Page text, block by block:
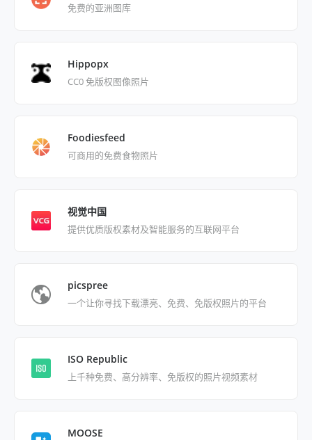
免费的亚洲图库
Hippopx
CC0 免版权图像照片
Foodiesfeed
可商用的免费食物照片
视觉中国
提供优质版权素材及智能服务的互联网平台
picspree
一个让你寻找下载漂亮、免费、免版权照片的平台
ISO Republic
上千种免费、高分辨率、免版权的照片视频素材
MOOSE